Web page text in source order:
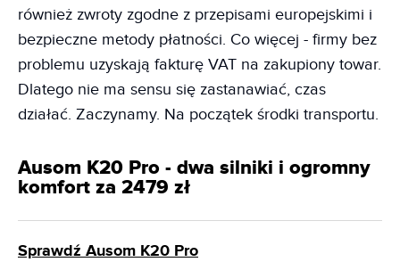
również zwroty zgodne z przepisami europejskimi i
bezpieczne metody płatności. Co więcej - firmy bez
problemu uzyskają fakturę VAT na zakupiony towar.
Dlatego nie ma sensu się zastanawiać, czas
działać. Zaczynamy. Na początek środki transportu.
Ausom K20 Pro - dwa silniki i ogromny
komfort za 2479 zł
Sprawdź Ausom K20 Pro